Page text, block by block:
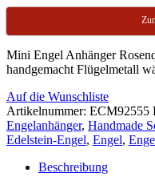
Mini Engel Anhänger
handgemacht Flügelmetall
Auf die Wunschliste
Artikelnummer: ECM92555
Engelanhänger, Handmade
Edelstein-Engel, Engel,
Beschreibung